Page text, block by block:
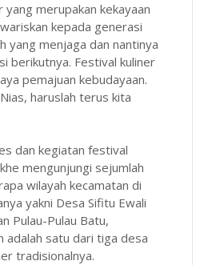
merupakan kekayaan
kepada generasi
yang menjaga dan nantinya
berikutnya. Festival kuliner
pemajuan kebudayaan.
haruslah terus kita
dan kegiatan festival
mengunjungi sejumlah
wilayah kecamatan di
yakni Desa Sifitu Ewali
Pulau-Pulau Batu,
adalah satu dari tiga desa
tradisionalnya.